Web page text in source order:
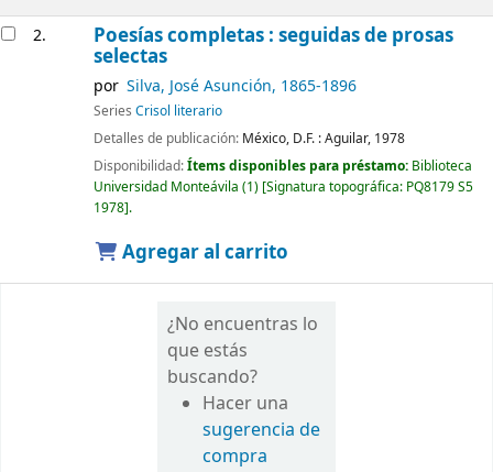
2. Poesías completas : seguidas de prosas
selectas
por Silva, José Asunción, 1865-1896
Series Crisol literario
Detalles de publicación: México, D.F. :Aguilar, 1978
Disponibilidad:Ítems disponibles para préstamo: Biblioteca
Universidad Monteávila (1) Signatura topográfica: PQ8179 S5
1978 .
Agregar al carrito
¿No encuentras lo
que estás
buscando?
Hacer una
sugerencia de
compra